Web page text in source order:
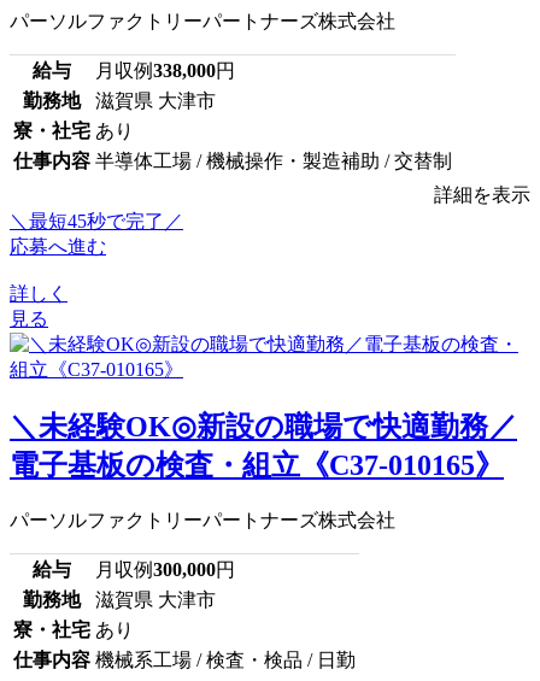
パーソルファクトリーパートナーズ株式会社
給与 月収例338,000円
勤務地
滋賀県 大津市
寮・社宅 あり
仕事内容 半導体工場 / 機械操作・製造補助 / 交替制
詳細を表示
＼最短45秒で完了／
応募へ進む
詳しく
見る
＼未経験OK◎新設の職場で快適勤務／
電子基板の検査・組立《C37-010165》
パーソルファクトリーパートナーズ株式会社
給与 月収例300,000円
勤務地
滋賀県 大津市
寮・社宅 あり
仕事内容 機械系工場 / 検査・検品 / 日勤